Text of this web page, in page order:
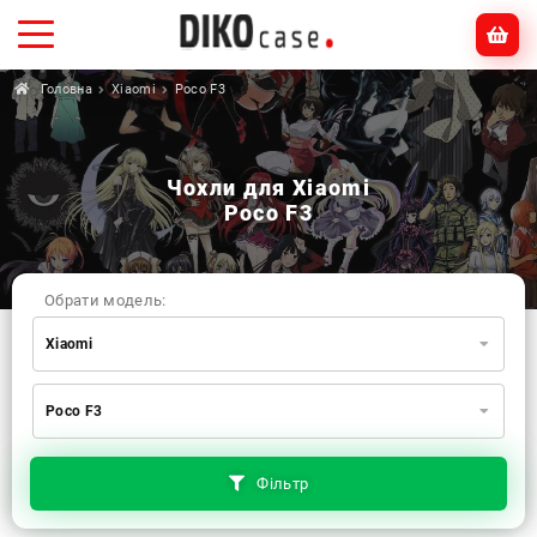
Головна Xiaomi Poco F3
Чохли для Xiaomi
Poco F3
Фільтр
Обрати модель:
Xiaomi
Xiaomi
Apple
Huawei
Realme
TECNO
ZTE
OnePlus
Motorola
Poco F3